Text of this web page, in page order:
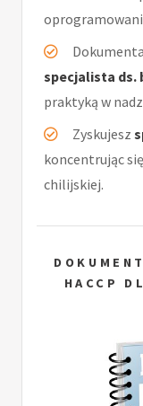
specjalista ds.
praktyką w
Zyskujesz
koncentrując
chilijskiej.
HACCP